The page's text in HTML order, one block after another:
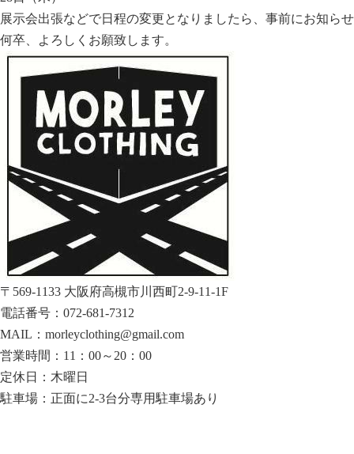
展示会出張などで日程の変更となりましたら、事前にお知ら
何卒、よろしくお願致します。
〒569-1133 大阪府高槻市川西町2-9-11-1F
電話番号：072-681-7312
MAIL：morleyclothing@gmail.com
営業時間：11：00～20：00
定休日：木曜日
駐車場：正面に2-3台分専用駐車場あり